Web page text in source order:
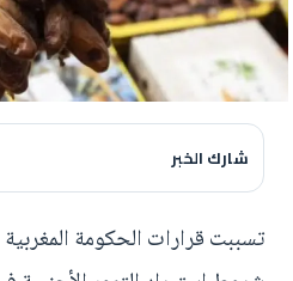
شارك الخبر
تسببت قرارات الحكومة